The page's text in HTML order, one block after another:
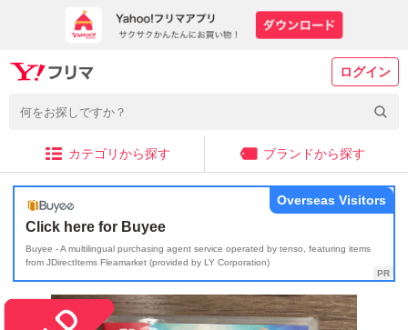
ログイン
カテゴリから探す ブランドから探す
Click here for Buyee
Buyee - A multilingual purchasing agent service operated by tenso, featuring items
from JDirectItems Fleamarket (provided by LY Corporation)
Overseas Visitors